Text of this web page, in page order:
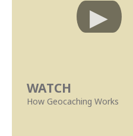
WATCH
How Geocaching Works